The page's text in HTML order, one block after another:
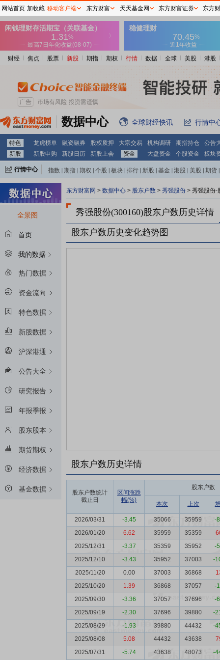
财经 焦点 股票 新股 期指 期权 行情 数据 全球 美股 港股
数据中心 全球财经快讯 行情中
特色 龙虎榜单 融资融券 股权质押 大宗交易 机构调研 期指持仓
公告
新股
新股申购 新股日历 新股上会 资金 大盘资金 个股资金 板块
行情中心 指数 期指 期权 个股 板块 排行 新股 基金 港股 美股 期货
全景图
首页
我的数据
热门数据
资金流向
特色数据
新股数据
沪深港通
公告大全
研究报告
年报季报
股东股本
期货期权
经济数据
基金数据
东方财富网 > 数据中心 > 股东户数 > 秀强股份 > 秀强股份-
秀强股份(300160)股东户数历史详情
股东户数历史变化趋势图
股东户数历史详情
股东户数统计
截止日
区间涨跌
幅(%)
股东户数
本次 上次
2026/03/31 -3.45 35066 35959
-
2026/01/20
6.62 35959 35359
2025/12/31
-3.37 35359 35952
-
2025/12/10
-3.43 35952 37003
-
2025/11/20
0.00 37003 36868
2025/10/20
1.39 36868 37057
-
2025/09/30
-3.36 37057 37696
-
2025/09/19
-2.30 37696 39880
-
2025/08/29
-1.93 39880 44432
-
2025/08/08
5.08 44432 43638
2025/07/31
-5.74 43638 48073
-
网站首页 加收藏 移动客户端 东方财富 天天基金网 东方财富证券 东方